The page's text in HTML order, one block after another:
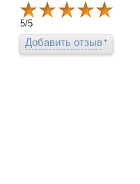
5/5
Добавить отзыв